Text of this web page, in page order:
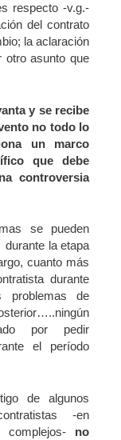
respecto -v.g.-
del contrato
la aclaración
otro asunto que
y se recibe
no todo lo
un marco
que debe
controversia
se pueden
durante la etapa
cuanto más
durante
problemas de
por pedir
el período
de algunos
-en
complejos- no